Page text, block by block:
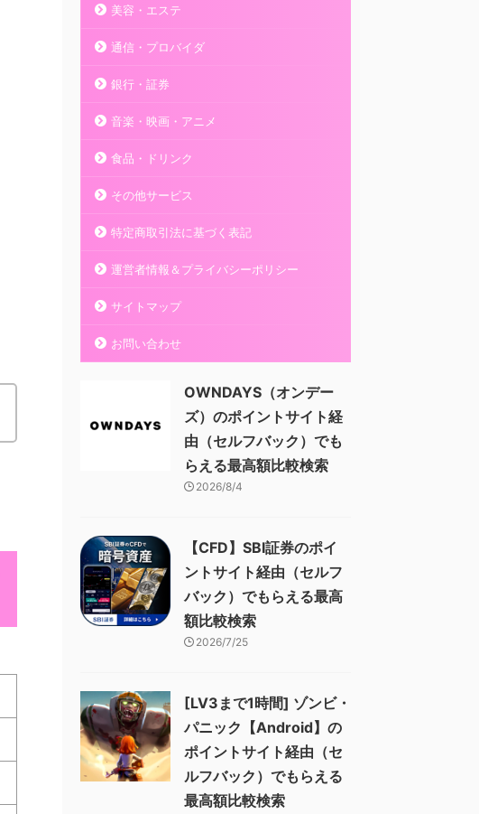
美容・エステ
通信・プロバイダ
銀行・証券
音楽・映画・アニメ
食品・ドリンク
その他サービス
特定商取引法に基づく表記
運営者情報＆プライバシーポリシー
サイトマップ
お問い合わせ
OWNDAYS（オンデー
ズ）のポイントサイト経
由（セルフバック）でも
らえる最高額比較検索
2026/8/4
【CFD】SBI証券のポイ
ントサイト経由（セルフ
バック）でもらえる最高
額比較検索
2026/7/25
[LV3まで1時間] ゾンビ・
パニック【Android】の
ポイントサイト経由（セ
ルフバック）でもらえる
最高額比較検索